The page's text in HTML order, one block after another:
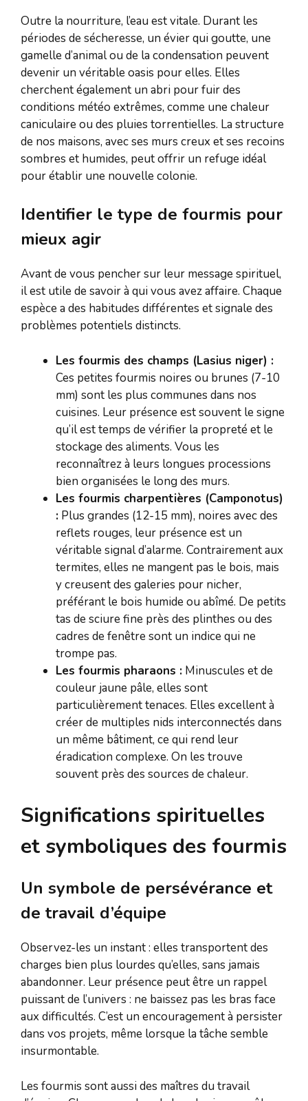
Outre la nourriture, l’eau est vitale. Durant les
périodes de sécheresse, un évier qui goutte, une
gamelle d’animal ou de la condensation peuvent
devenir un véritable oasis pour elles. Elles
cherchent également un abri pour fuir des
conditions météo extrêmes, comme une chaleur
caniculaire ou des pluies torrentielles. La structure
de nos maisons, avec ses murs creux et ses recoins
sombres et humides, peut offrir un refuge idéal
pour établir une nouvelle colonie.
Identifier le type de fourmis pour
mieux agir
Avant de vous pencher sur leur message spirituel,
il est utile de savoir à qui vous avez affaire. Chaque
espèce a des habitudes différentes et signale des
problèmes potentiels distincts.
Les fourmis des champs (Lasius niger) :
Ces petites fourmis noires ou brunes (7-10
mm) sont les plus communes dans nos
cuisines. Leur présence est souvent le signe
qu’il est temps de vérifier la propreté et le
stockage des aliments. Vous les
reconnaîtrez à leurs longues processions
bien organisées le long des murs.
Les fourmis charpentières (Camponotus)
: Plus grandes (12-15 mm), noires avec des
reflets rouges, leur présence est un
véritable signal d’alarme. Contrairement aux
termites, elles ne mangent pas le bois, mais
y creusent des galeries pour nicher,
préférant le bois humide ou abîmé. De petits
tas de sciure fine près des plinthes ou des
cadres de fenêtre sont un indice qui ne
trompe pas.
Les fourmis pharaons : Minuscules et de
couleur jaune pâle, elles sont
particulièrement tenaces. Elles excellent à
créer de multiples nids interconnectés dans
un même bâtiment, ce qui rend leur
éradication complexe. On les trouve
souvent près des sources de chaleur.
Significations spirituelles
et symboliques des fourmis
Un symbole de persévérance et
de travail d’équipe
Observez-les un instant : elles transportent des
charges bien plus lourdes qu’elles, sans jamais
abandonner. Leur présence peut être un rappel
puissant de l’univers : ne baissez pas les bras face
aux difficultés. C’est un encouragement à persister
dans vos projets, même lorsque la tâche semble
insurmontable.
Les fourmis sont aussi des maîtres du travail